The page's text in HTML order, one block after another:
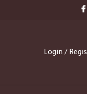
Login /